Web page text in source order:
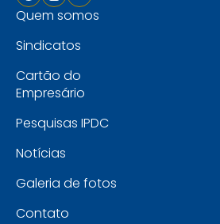
Quem somos
Sindicatos
Cartão do
Empresário
Pesquisas IPDC
Notícias
Galeria de fotos
Contato